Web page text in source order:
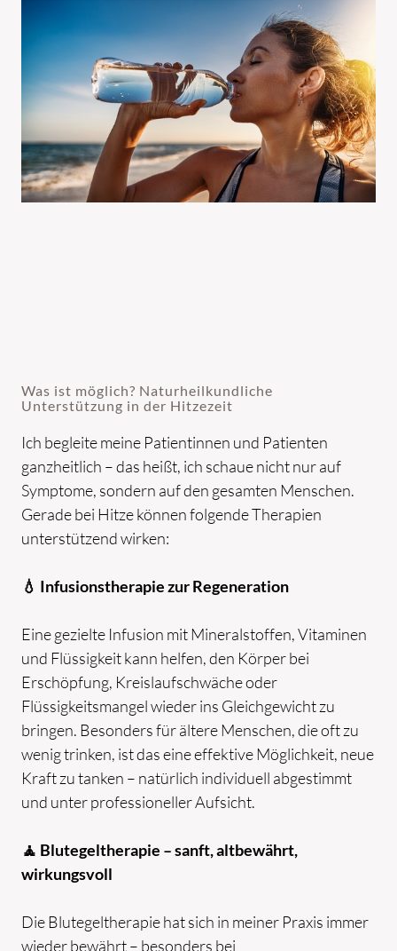
HOME
Was ist möglich? Naturheilkundliche
Unterstützung in der Hitzezeit
Ich begleite meine Patientinnen und Patienten
ganzheitlich – das heißt, ich schaue nicht nur auf
Symptome, sondern auf den gesamten Menschen.
Gerade bei Hitze können folgende Therapien
unterstützend wirken:
💧 Infusionstherapie zur Regeneration
Eine gezielte Infusion mit Mineralstoffen, Vitaminen
und Flüssigkeit kann helfen, den Körper bei
Erschöpfung, Kreislaufschwäche oder
Flüssigkeitsmangel wieder ins Gleichgewicht zu
bringen. Besonders für ältere Menschen, die oft zu
wenig trinken, ist das eine effektive Möglichkeit, neue
Kraft zu tanken – natürlich individuell abgestimmt
und unter professioneller Aufsicht.
🧘 Blutegeltherapie – sanft, altbewährt,
wirkungsvoll
Die Blutegeltherapie hat sich in meiner Praxis immer
wieder bewährt – besonders bei